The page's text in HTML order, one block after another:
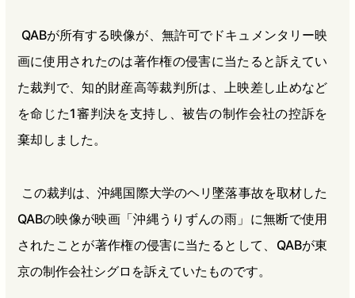
QABが所有する映像が、無許可でドキュメンタリー映
画に使用されたのは著作権の侵害に当たると訴えてい
た裁判で、知的財産高等裁判所は、上映差し止めなど
を命じた1審判決を支持し、被告の制作会社の控訴を
棄却しました。
この裁判は、沖縄国際大学のヘリ墜落事故を取材した
QABの映像が映画「沖縄うりずんの雨」に無断で使用
されたことが著作権の侵害に当たるとして、QABが東
京の制作会社シグロを訴えていたものです。